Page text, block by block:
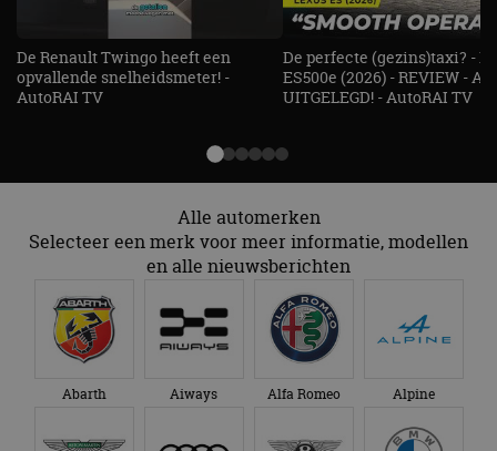
De Renault Twingo heeft een
opvallende snelheidsmeter! -
AutoRAI TV
De perfecte (gezins)taxi? -
ES500e (2026) - REVIEW -
UITGELEGD! - AutoRAI TV
Alle automerken
Selecteer een merk voor meer informatie, modellen
en alle nieuwsberichten
Abarth Aiways Alfa Romeo Alpine